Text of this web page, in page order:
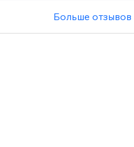
Больше отзывов